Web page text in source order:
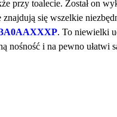
przy toalecie. Został on
się wszelkie
. To niewielki
nośność i na pewno ułatwi